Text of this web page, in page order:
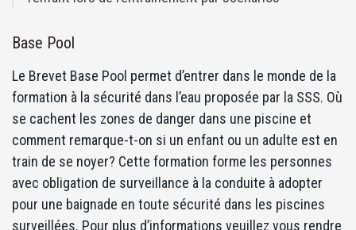
Base Pool
Le Brevet Base Pool permet d’entrer dans le monde de la
formation à la sécurité dans l’eau proposée par la SSS. Où
se cachent les zones de danger dans une piscine et
comment remarque-t-on si un enfant ou un adulte est en
train de se noyer? Cette formation forme les personnes
avec obligation de surveillance à la conduite à adopter
pour une baignade en toute sécurité dans les piscines
surveillées. Pour plus d’informations veuillez vous rendre